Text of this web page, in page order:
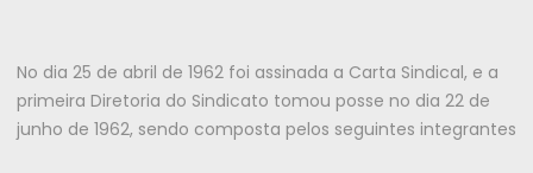
No dia 25 de abril de 1962 foi assinada a Carta Sindical, e a
primeira Diretoria do Sindicato tomou posse no dia 22 de
junho de 1962, sendo composta pelos seguintes integrantes